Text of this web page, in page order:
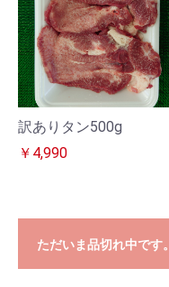
訳ありタン500g
￥4,990
ただいま品切れ中です。